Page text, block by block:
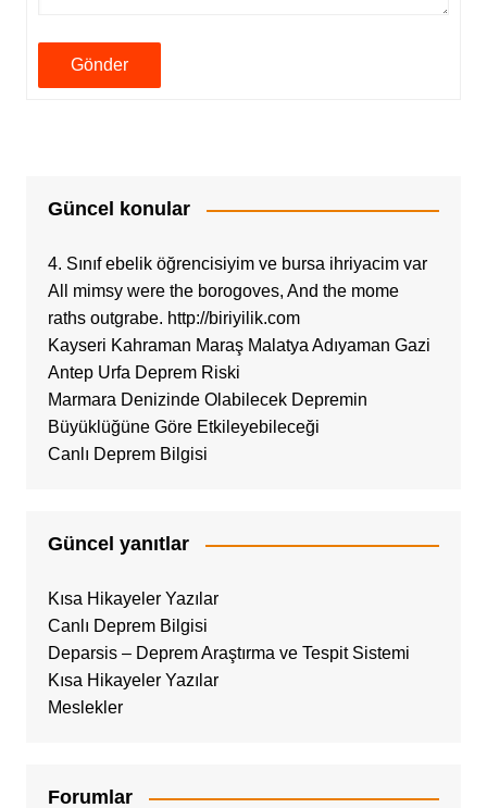
Gönder
Güncel konular
4. Sınıf ebelik öğrencisiyim ve bursa ihriyacim var
All mimsy were the borogoves, And the mome
raths outgrabe. http://biriyilik.com
Kayseri Kahraman Maraş Malatya Adıyaman Gazi
Antep Urfa Deprem Riski
Marmara Denizinde Olabilecek Depremin
Büyüklüğüne Göre Etkileyebileceği
Canlı Deprem Bilgisi
Güncel yanıtlar
Kısa Hikayeler Yazılar
Canlı Deprem Bilgisi
Deparsis – Deprem Araştırma ve Tespit Sistemi
Kısa Hikayeler Yazılar
Meslekler
Forumlar